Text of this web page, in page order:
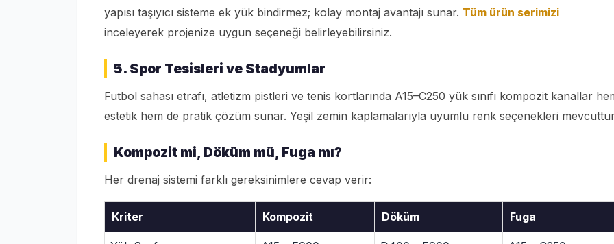
yapısı taşıyıcı sisteme ek yük bindirmez; kolay montaj avantajı sunar. Tüm ürün serimizi
inceleyerek projenize uygun seçeneği belirleyebilirsiniz.
5. Spor Tesisleri ve Stadyumlar
Futbol sahası etrafı, atletizm pistleri ve tenis kortlarında A15–C250 yük sınıfı kompozit kanallar
estetik hem de pratik çözüm sunar. Yeşil zemin kaplamalarıyla uyumlu renk seçenekleri
Kompozit mi, Döküm mü, Fuga mı?
Her drenaj sistemi farklı gereksinimlere cevap verir:
Kriter Kompozit Döküm Fuga